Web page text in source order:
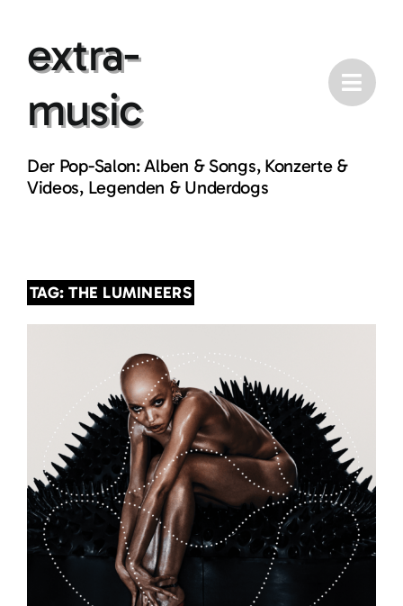
contentextra-
music
Der Pop-Salon: Alben & Songs, Konzerte &
Videos, Legenden & Underdogs
TAG: THE LUMINEERS